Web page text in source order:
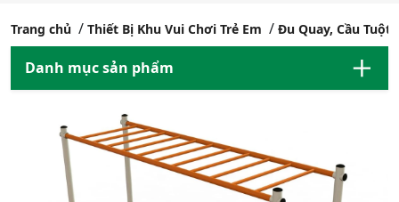
Trang chủ Thiết Bị Khu Vui Chơi Trẻ Em Đu Quay, Cầu Tuột
Danh mục sản phẩm